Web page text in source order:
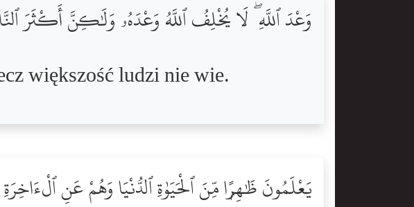
وَعْدَ ٱللَّهِ ۖ لَا يُخْلِفُ ٱللَّهُ وَعْدَهُۥ وَلَٰكِنَّ أَكْثَرَ
większość ludzi nie wie.
يَعْلَمُونَ ظَٰهِرًۭا مِّنَ ٱلْحَيَوٰةِ ٱلدُّنْيَا وَهُمْ عَنِ